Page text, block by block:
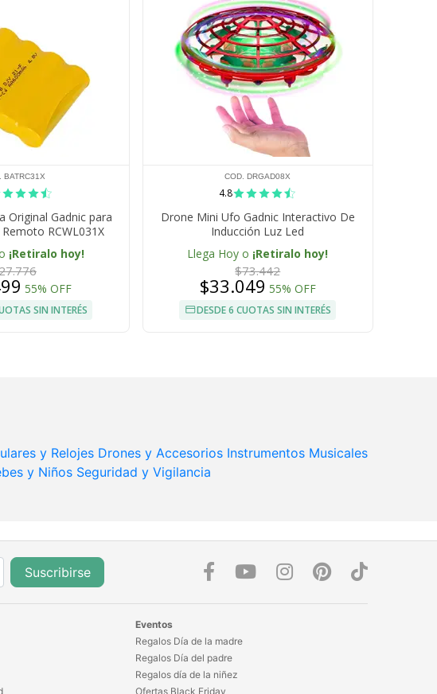
BATRC31X
Original Gadnic para
RCWL031X
¡Retiralo hoy!
55% OFF
SIN INTERÉS
COD. DRGAD08X
4.8
Drone Mini Ufo Gadnic Interactivo De
Inducción Luz Led
Llega Hoy o ¡Retiralo hoy!
$73.442
$33.049 55% OFF
DESDE 6 CUOTAS SIN INTERÉS
y Relojes Drones y Accesorios Instrumentos Musicales
y Niños Seguridad y Vigilancia
Suscribirse
Eventos
Regalos Día de la madre
Regalos Día del padre
Regalos día de la niñez
Ofertas Black Friday